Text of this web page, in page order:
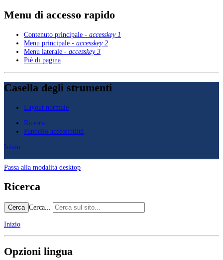
Menu di accesso rapido
Contenuto principale - accesskey 1
Menu principale - accesskey 2
Menu laterale - accesskey 3
Piè di pagina
Casella degli strumenti
Layout normale
Ricerca
Pannello accessibilità
Inizio
Passa alla modalità desktop
Ricerca
Cerca Cerca...
Inizio
Opzioni lingua